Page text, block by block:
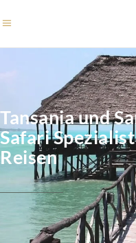
Tansania und
Safari
Reisen